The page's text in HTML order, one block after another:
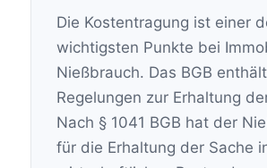
Die Kostentragung ist einer
wichtigsten Punkte bei
Nießbrauch. Das BGB enthält
Regelungen zur Erhaltung
Nach § 1041 BGB hat der
für die Erhaltung der Sache